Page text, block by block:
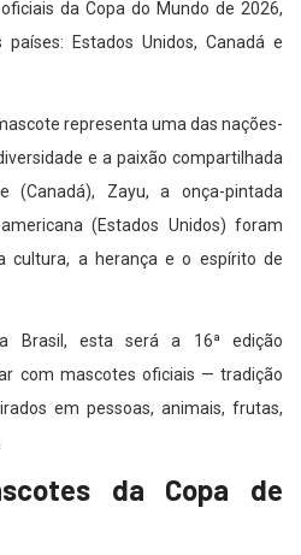
da Copa do Mundo de 2026,
Estados Unidos, Canadá e
representa uma das nações-
e a paixão compartilhada
(Canadá), Zayu, a onça-pintada
(Estados Unidos) foram
cultura, a herança e o espírito de
Brasil, esta será a 16ª edição
com mascotes oficiais — tradição
em pessoas, animais, frutas,
da Copa de